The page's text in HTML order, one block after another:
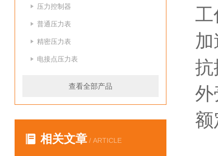
压力控制器
普通压力表
精密压力表
电接点压力表
查看全部产品
相关文章 / ARTICLE
工
抗
外
额